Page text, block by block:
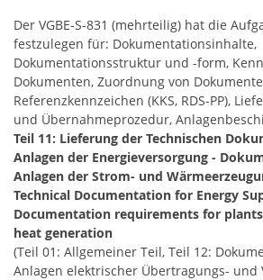
Der VGBE-S-831 (mehrteilig) hat die
festzulegen für: Dokumentationsinhalte,
Dokumentationsstruktur und -form,
Dokumenten, Zuordnung von
Referenzkennzeichen (KKS, RDS-PP),
und Übernahmeprozedur,
Teil 11: Lieferung der Technischen
Anlagen der Energieversorgung -
Anlagen der Strom- und
Technical Documentation for Energy
Documentation requirements for
heat generation
(Teil 01: Allgemeiner Teil, Teil 12:
Anlagen elektrischer Übertragungs- und